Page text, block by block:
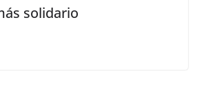
solidario